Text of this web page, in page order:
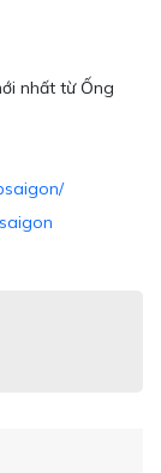
nhất từ Ống